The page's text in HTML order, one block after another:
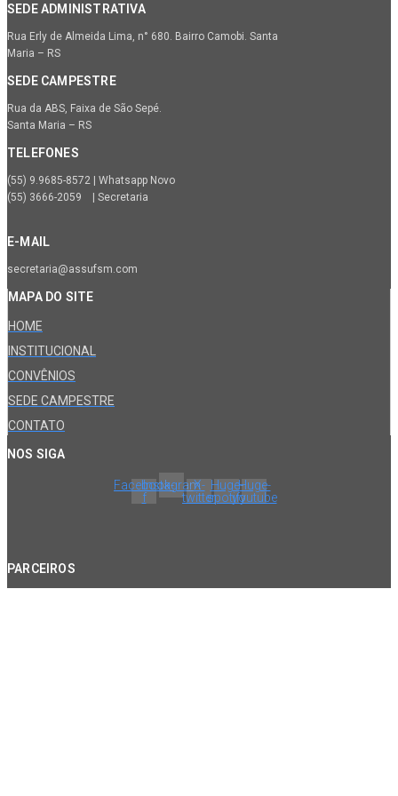
SEDE ADMINISTRATIVA
Rua Erly de Almeida Lima, n° 680. Bairro Camobi. Santa
Maria – RS
SEDE CAMPESTRE
Rua da ABS, Faixa de São Sepé.
Santa Maria – RS
TELEFONES
(55) 9.9685-8572 | Whatsapp Novo
(55) 3666-2059 | Secretaria
E-MAIL
secretaria@assufsm.com
MAPA DO SITE
HOME
INSTITUCIONAL
CONVÊNIOS
SEDE CAMPESTRE
CONTATO
NOS SIGA
Facebook-
f
InstagramX-
twitter
Huge-
spotify
Huge-
youtube
PARCEIROS